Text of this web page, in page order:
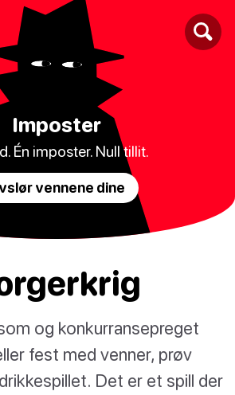
Imposter
Én imposter. Null tillit.
vennene dine
og konkurransepreget
fest med venner, prøv
Det er et spill der